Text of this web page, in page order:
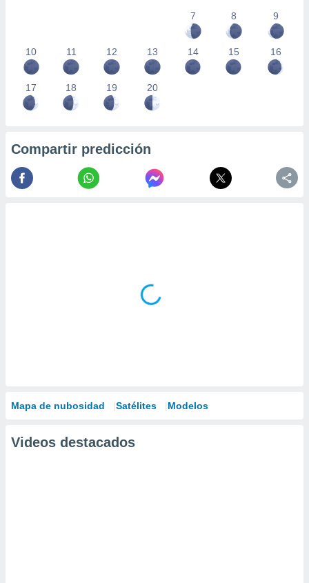
7
8 9
10 11 12 13 14 15 16
17 18 19 20
Compartir predicción
Mapa de nubosidad Satélites Modelos
Videos destacados